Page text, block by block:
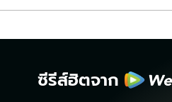
ซีรีส์ฮิตจาก